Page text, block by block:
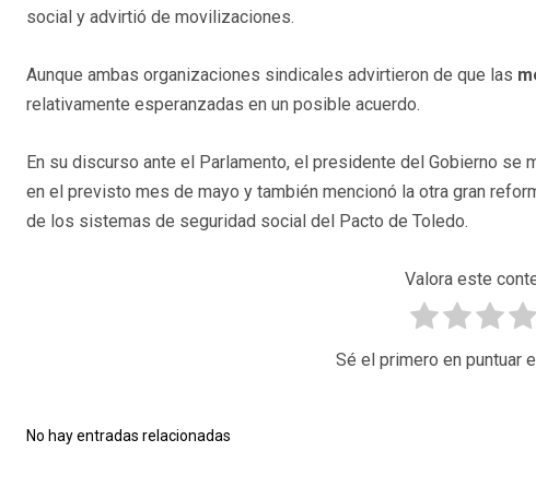
social y advirtió de movilizaciones.
Aunque ambas organizaciones sindicales advirtieron de que las
relativamente esperanzadas en un posible acuerdo.
En su discurso ante el Parlamento, el presidente del Gobierno
en el previsto mes de mayo y también mencionó la otra gran
de los sistemas de seguridad social del Pacto de Toledo.
Valora este
Sé el primero en puntuar
No hay entradas relacionadas